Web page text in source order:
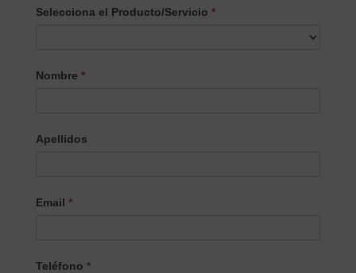
Selecciona el Producto/Servicio *
el
Nombre *
Apellidos
Email *
Teléfono *